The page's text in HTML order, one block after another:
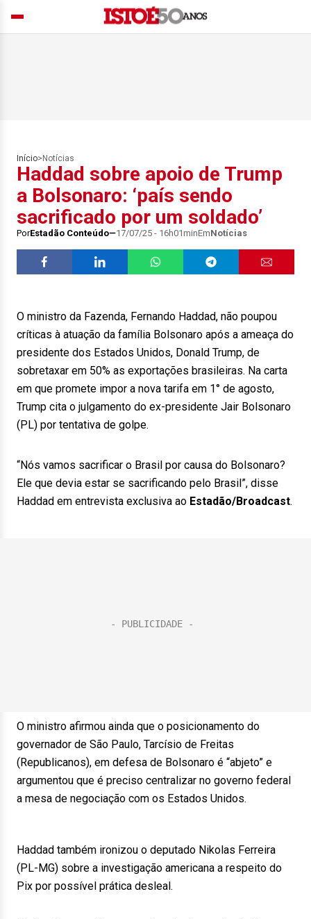
Início> Notícias
Haddad sobre apoio de Trump
a Bolsonaro: ‘país sendo
sacrificado por um soldado’
PorEstadão Conteúdo 17/07/25 - 16h01minEmNotícias
O ministro da Fazenda, Fernando Haddad, não poupou
críticas à atuação da família Bolsonaro após a ameaça do
presidente dos Estados Unidos, Donald Trump, de
sobretaxar em 50% as exportações brasileiras. Na carta
em que promete impor a nova tarifa em 1° de agosto,
Trump cita o julgamento do ex-presidente Jair Bolsonaro
(PL) por tentativa de golpe.
“Nós vamos sacrificar o Brasil por causa do Bolsonaro?
Ele que devia estar se sacrificando pelo Brasil”, disse
Haddad em entrevista exclusiva ao Estadão/Broadcast.
O ministro afirmou ainda que o posicionamento do
governador de São Paulo, Tarcísio de Freitas
(Republicanos), em defesa de Bolsonaro é “abjeto” e
argumentou que é preciso centralizar no governo federal
a mesa de negociação com os Estados Unidos.
Haddad também ironizou o deputado Nikolas Ferreira
(PL-MG) sobre a investigação americana a respeito do
Pix por possível prática desleal.